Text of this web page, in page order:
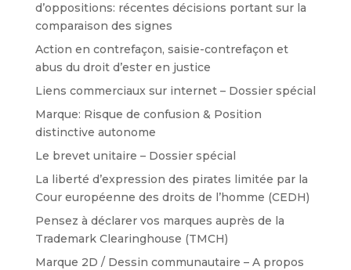
d’oppositions: récentes décisions portant sur la
comparaison des signes
Action en contrefaçon, saisie-contrefaçon et
abus du droit d’ester en justice
Liens commerciaux sur internet – Dossier spécial
Marque: Risque de confusion & Position
distinctive autonome
Le brevet unitaire – Dossier spécial
La liberté d’expression des pirates limitée par la
Cour européenne des droits de l’homme (CEDH)
Pensez à déclarer vos marques auprès de la
Trademark Clearinghouse (TMCH)
Marque 2D / Dessin communautaire – A propos